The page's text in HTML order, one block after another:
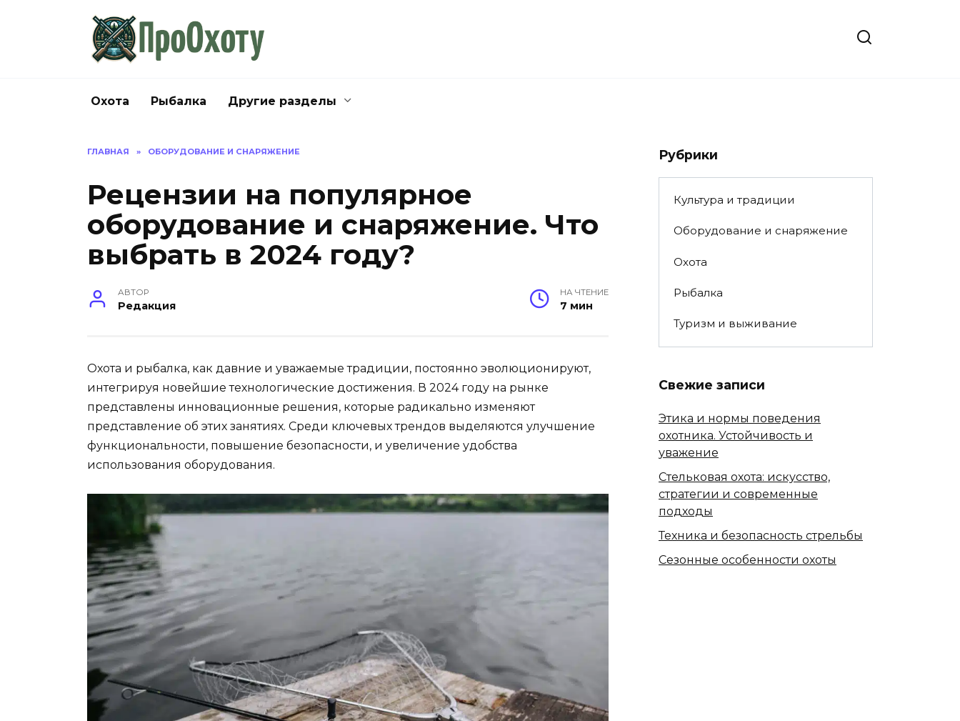
Охота Рыбалка Другие разделы
ГЛАВНАЯ » ОБОРУДОВАНИЕ И СНАРЯЖЕНИЕ
Рецензии на популярное
оборудование и снаряжение. Что
выбрать в 2024 году?
АВТОР
Редакция
НА ЧТЕНИЕ
7 мин
Охота и рыбалка, как давние и уважаемые традиции, постоянно эволюционируют,
интегрируя новейшие технологические достижения. В 2024 году на рынке
представлены инновационные решения, которые радикально изменяют
представление об этих занятиях. Среди ключевых трендов выделяются улучшение
функциональности, повышение безопасности, и увеличение удобства
использования оборудования.
Рубрики
Культура и традиции
Оборудование и снаряжение
Охота
Рыбалка
Туризм и выживание
Свежие записи
Этика и нормы поведения
охотника. Устойчивость и
уважение
Стельковая охота: искусство,
стратегии и современные
подходы
Техника и безопасность стрельбы
Сезонные особенности охоты